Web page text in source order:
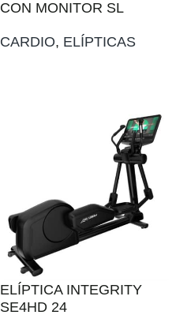
CON MONITOR SL
CARDIO, ELÍPTICAS
ELÍPTICA INTEGRITY
SE4HD 24